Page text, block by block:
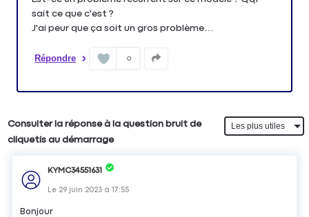
sait ce que c'est ?
J'ai peur que ça soit un gros problème…
Répondre 0
Consulter la réponse à la question bruit de
cliquetis au démarrage
KYMC34551631
Le 29 juin 2023 à17:55
Bonjour